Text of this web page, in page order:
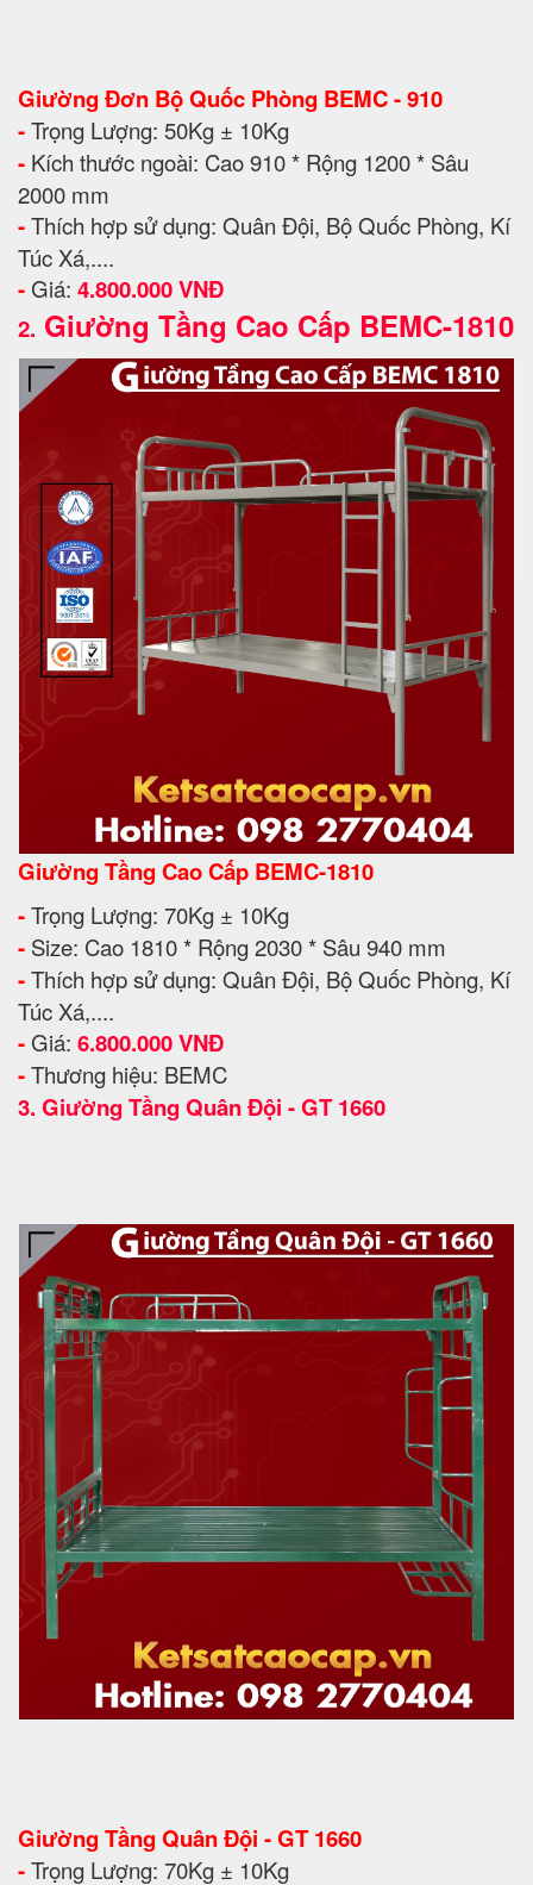
Giường Đơn Bộ Quốc Phòng BEMC - 910
-Trọng Lượng: 50Kg ± 10Kg
- Kích thước ngoài: Cao 910 * Rộng 1200 * Sâu
2000 mm
-Thích hợp sử dụng: Quân Đội, Bộ Quốc Phòng, Kí
Túc Xá,....
- Giá: 4.800.000 VNĐ
2. Giường Tầng Cao Cấp BEMC-1810
Giường Tầng Cao Cấp BEMC-1810
-Trọng Lượng: 70Kg ± 10Kg
- Size: Cao 1810 * Rộng 2030 * Sâu 940 mm
-Thích hợp sử dụng: Quân Đội, Bộ Quốc Phòng, Kí
Túc Xá,....
- Giá: 6.800.000 VNĐ
-Thương hiệu: BEMC
3. Giường Tầng Quân Đội - GT 1660
Giường Tầng Quân Đội - GT 1660
-Trọng Lượng: 70Kg ± 10Kg